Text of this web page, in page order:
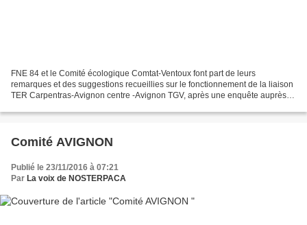
FNE 84 et le Comité écologique Comtat-Ventoux font part de leurs
remarques et des suggestions recueillies sur le fonctionnement de la liaison
TER Carpentras-Avignon centre -Avignon TGV, après une enquête auprès
Comité AVIGNON
Publié le 23/11/2016 à 07:21
Par La voix de NOSTERPACA